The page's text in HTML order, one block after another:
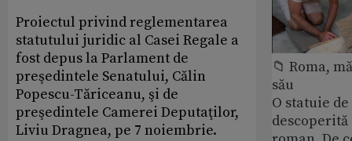
Proiectul privind reglementarea
statutului juridic al Casei Regale a
fost depus la Parlament de
preşedintele Senatului, Călin
Popescu-Tăriceanu, şi de
preşedintele Camerei Deputaţilor,
Liviu Dragnea, pe 7 noiembrie.
📁 Roma,
său
O statuie